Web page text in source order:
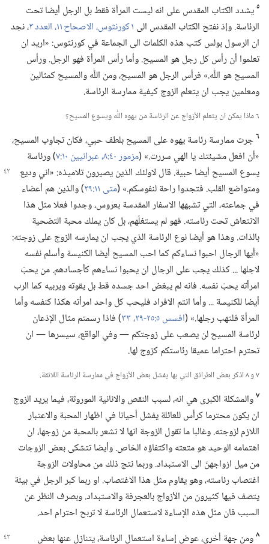
٥يشدد الكتاب المقدس على انه ليست المرأة فقط بل الرجل أيضا تحت
الرئاسة.‏ وإذ نفتح الكتاب المقدس الى ١ كورنثوس،‏ الاصحاح ١١،‏ العدد ٣
‏،‏ نجد
ان الرسول بولس كتب هذه الكلمات الى الجماعة في كورنثوس:‏ «اريد ان
تعلموا أن رأس كل رجل هو المسيح.‏ وأما رأس المرأة فهو الرجل.‏ ورأس
المسيح هو اللّٰه.‏» فرأس الرجل هو المسيح،‏ ومن اللّٰه والمسيح كمثالين
ومعلمين يجب ان يتعلم الزوج كيفية ممارسة الرئاسة.‏
٦ ماذا يمكن ان يتعلم الأزواج عن الرئاسة من يهوه اللّٰه ويسوع المسيح؟‏
٦جرت ممارسة رئاسة يهوه على المسيح بلطف حبي،‏ فكان تجاوب المسيح،‏
«أن افعل مشيئتك يا الهي سررت.‏» (‏مزمور ٤٠:‏٨،‏ عبرانيين ١٠:‏٧
‏)‏ ورئاسة
يسوع المسيح أيضاحبية.‏ قال لاولئك الذين يصيرون تلاميذه:‏ «اني وديع
ومتواضع القلب.‏ فتجدوا راحة لنفوسكم.‏» (‏متى ١١:‏٢٩
‏)‏ والذين هم أعضاء
في جماعته،‏ التي تشبهها الاسفار المقدسة بعروس،‏ وجدوا فعلا مثل هذا
الانتعاش تحت رئاسته.‏ فهو لم يستغلّهم،‏ بل كان يملك محبة التضحية
بالذات.‏ وهذا هو أيضا نوع الرئاسة الذي يجب ان يمارسه الزوج على زوجته:‏
«أيها الرجال احبوا نساءكم كما احب المسيح أيضا الكنيسة وأسلم نفسه
لاجلها .‏.‏.‏ كذلك يجب على الرجال ان يحبوا نساءهم كأجسادهم.‏ من يحبّ
امرأته يحبّ نفسه.‏ فانه لم يبغض احد جسده قط بل يقوته ويربيه كما الرب
أيضا للكنيسة .‏.‏.‏ وأما انتم الافراد فليحب كل واحد امرأته هكذا كنفسه وأما
المرأة فلتهب رجلها.‏» (‏افسس ٥:‏٢٥-‏٢٩،‏
‏)‏ فاذا رسمتم مثال الإذعان
لرئاسة المسيح لن يصعب على زوجتكم —‏ وفي الواقع،‏ سيسرها —‏ ان
تحترم احتراما عميقا رئاستكم كزوج لها.‏
٧ و ٨ اذكر بعض الطرائق التي بها يفشل بعض الأزواج في ممارسة الرئاسة اللائقة.‏
٧والمشكلة الكبرى هي انه،‏ لسبب النقص والانانية الموروثة،‏ فيما يريد الزوج
ان يكون محترما كرأس للعائلة يفشل أحيانا في اظهار المحبة والاعتبار
اللازم لزوجته.‏ وغالبا ما تقول الزوجة انها لا تشعر بالمحبة من زوجها،‏ ان
اهتمامه الوحيد هو متعته واكتفاؤه الخاص.‏ وأيضا تتشكى بعض الزوجات
من ميل ازواجهنّ الى الاستبداد.‏ وربما نتج ذلك من محاولات الزوجة
اغتصاب رئاسته،‏ وهو يقاوم مثل هذا الاغتصاب.‏ او ربما كبر الرجل في بيئة
يتصف فيها كثيرون من الأزواج بالعجرفة والاستبداد.‏ وبصرف النظر عن
السبب فان مثل هذه الإساءة لاستعمال الرئاسة لا تربح احترام احد.‏
٨ومن جهة أخرى،‏ عوض إساءة استعمال الرئاسة،‏ يتنازلعنها بعض